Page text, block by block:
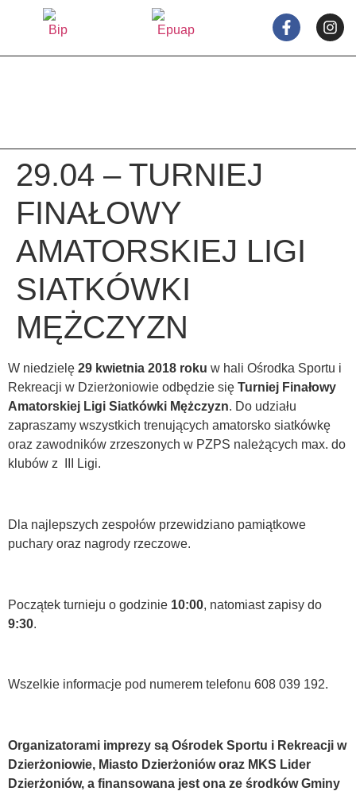
29.04 – TURNIEJ
FINAŁOWY
AMATORSKIEJ LIGI
SIATKÓWKI
MĘŻCZYZN
W niedzielę 29 kwietnia 2018 roku w hali Ośrodka Sportu i
Rekreacji w Dzierżoniowie odbędzie się Turniej Finałowy
Amatorskiej Ligi Siatkówki Mężczyzn. Do udziału
zapraszamy wszystkich trenujących amatorsko siatkówkę
oraz zawodników zrzeszonych w PZPS należących max. do
klubów z III Ligi.
Dla najlepszych zespołów przewidziano pamiątkowe
puchary oraz nagrody rzeczowe.
Początek turnieju o godzinie 10:00, natomiast zapisy do
9:30.
Wszelkie informacje pod numerem telefonu 608 039 192.
Organizatorami imprezy są Ośrodek Sportu i Rekreacji w
Dzierżoniowie, Miasto Dzierżoniów oraz MKS Lider
Dzierżoniów, a finansowana jest ona ze środków Gminy